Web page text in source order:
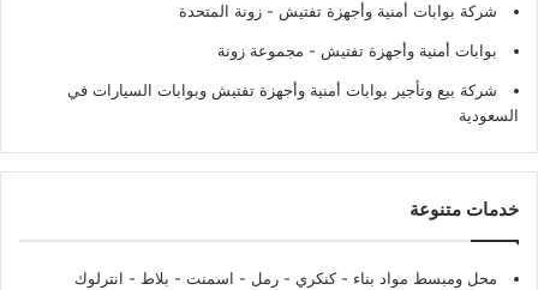
شركة بوابات أمنية وأجهزة تفتيش - زونة المتحدة
بوابات أمنية وأجهزة تفتيش - مجموعة زونة
شركة بيع وتأجير بوابات أمنية وأجهزة تفتيش وبوابات السيارات في
السعودية
خدمات متنوعة
محل ومبسط مواد بناء - كنكري - رمل - اسمنت - بلاط - انترلوك